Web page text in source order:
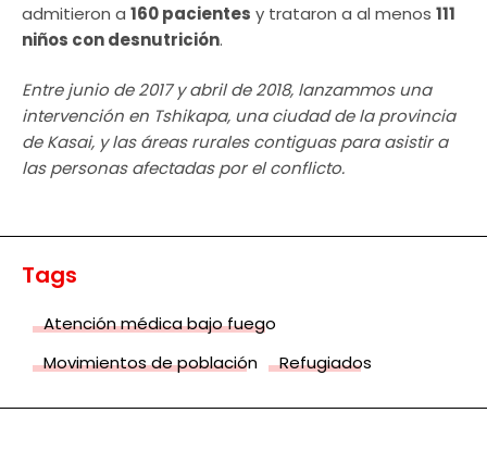
admitieron a 160 pacientes y trataron a al menos 111
niños con desnutrición.
Entre junio de 2017 y abril de 2018, lanzammos una
intervención en Tshikapa, una ciudad de la provincia
de Kasai, y las áreas rurales contiguas para asistir a
las personas afectadas por el conflicto.
Tags
Atención médica bajo fuego
Movimientos de población
Refugiados